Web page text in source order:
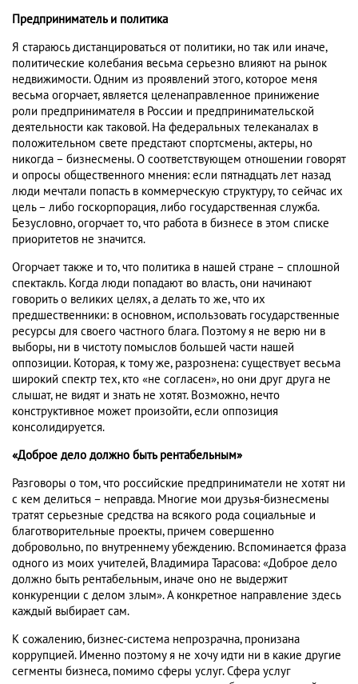
Предприниматель и политика
Я стараюсь дистанцироваться от политики, но так или иначе,
политические колебания весьма серьезно влияют на рынок
недвижимости. Одним из проявлений этого, которое меня
весьма огорчает, является целенаправленное принижение
роли предпринимателя в России и предпринимательской
деятельности как таковой. На федеральных телеканалах в
положительном свете предстают спортсмены, актеры, но
никогда – бизнесмены. О соответствующем отношении говорят
и опросы общественного мнения: если пятнадцать лет назад
люди мечтали попасть в коммерческую структуру, то сейчас их
цель – либо госкорпорация, либо государственная служба.
Безусловно, огорчает то, что работа в бизнесе в этом списке
приоритетов не значится.
Огорчает также и то, что политика в нашей стране – сплошной
спектакль. Когда люди попадают во власть, они начинают
говорить о великих целях, а делать то же, что их
предшественники: в основном, использовать государственные
ресурсы для своего частного блага. Поэтому я не верю ни в
выборы, ни в чистоту помыслов большей части нашей
оппозиции. Которая, к тому же, разрознена: существует весьма
широкий спектр тех, кто «не согласен», но они друг друга не
слышат, не видят и знать не хотят. Возможно, нечто
конструктивное может произойти, если оппозиция
консолидируется.
«Доброе дело должно быть рентабельным»
Разговоры о том, что российские предприниматели не хотят ни
с кем делиться – неправда. Многие мои друзья-бизнесмены
тратят серьезные средства на всякого рода социальные и
благотворительные проекты, причем совершенно
добровольно, по внутреннему убеждению. Вспоминается фраза
одного из моих учителей, Владимира Тарасова: «Доброе дело
должно быть рентабельным, иначе оно не выдержит
конкуренции с делом злым». А конкретное направление здесь
каждый выбирает сам.
К сожалению, бизнес-система непрозрачна, пронизана
коррупцией. Именно поэтому я не хочу идти ни в какие другие
сегменты бизнеса, помимо сферы услуг. Сфера услуг